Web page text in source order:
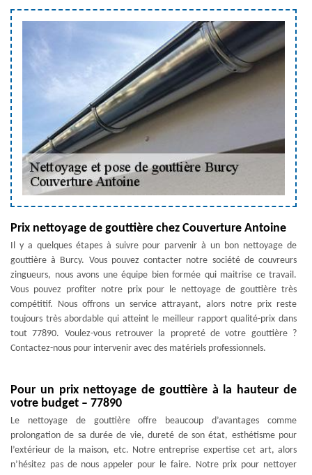
Prix nettoyage de gouttière chez Couverture Antoine
Il y a quelques étapes à suivre pour parvenir à un bon nettoyage de
gouttière à Burcy. Vous pouvez contacter notre société de couvreurs
zingueurs, nous avons une équipe bien formée qui maitrise ce travail.
Vous pouvez profiter notre prix pour le nettoyage de gouttière très
compétitif. Nous offrons un service attrayant, alors notre prix reste
toujours très abordable qui atteint le meilleur rapport qualité-prix dans
tout 77890. Voulez-vous retrouver la propreté de votre gouttière ?
Contactez-nous pour intervenir avec des matériels professionnels.
Pour un prix nettoyage de gouttière à la hauteur de
votre budget – 77890
Le nettoyage de gouttière offre beaucoup d’avantages comme
prolongation de sa durée de vie, dureté de son état, esthétisme pour
l’extérieur de la maison, etc. Notre entreprise expertise cet art, alors
n’hésitez pas de nous appeler pour le faire. Notre prix pour nettoyer